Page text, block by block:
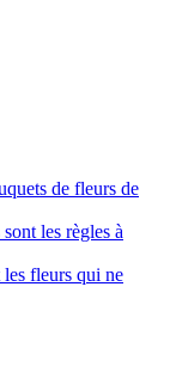
de fleurs de
les règles à
fleurs qui ne